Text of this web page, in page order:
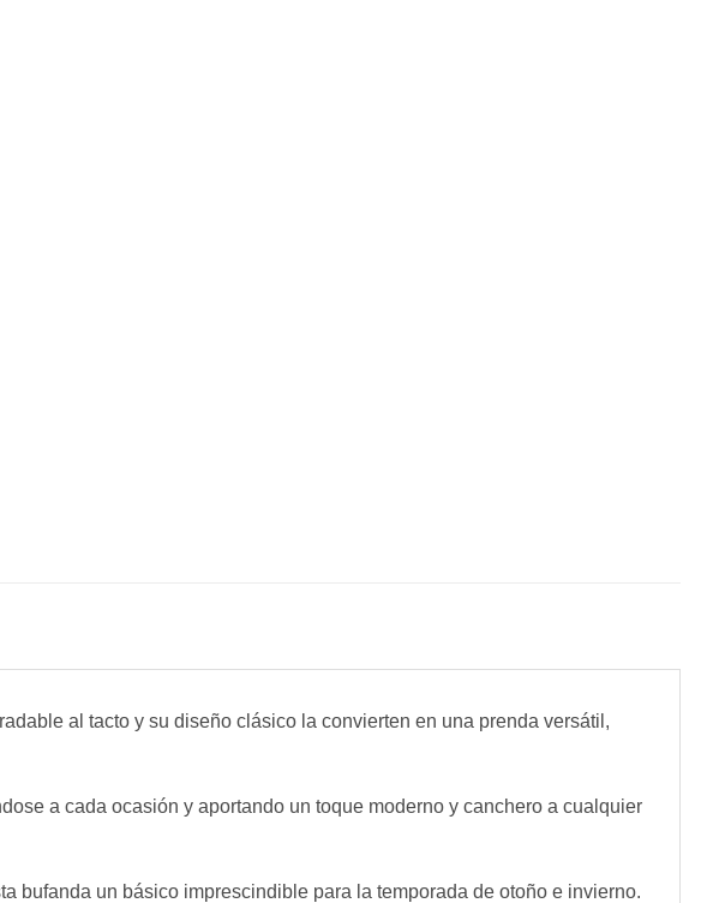
al tacto y su diseño clásico la convierten en una prenda versátil,
a cada ocasión y aportando un toque moderno y canchero a cualquier
bufanda un básico imprescindible para la temporada de otoño e invierno.